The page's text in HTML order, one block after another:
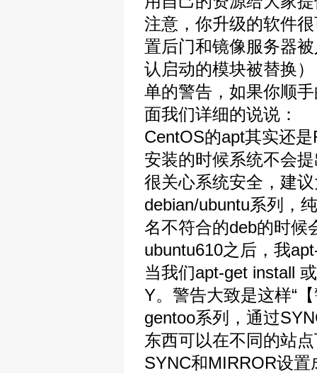
注意，你升级的软件
置后门和镜像服务器
认启动的模块被替换
单的警告，如果你顺
面我们详细的说说：
CentOS的apt其实还
安装的时候系统不会
很关心系统安全，建
debian/ubuntu系列，
名不符合的deb的时候
ubuntu610之后，我
当我们apt-get install
Y。警告大致是这样“
gentoo系列，通过
东西可以在不同的站
SYNC和MIRROR设